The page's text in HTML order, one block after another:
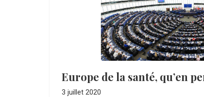
Europe de la santé, qu’en
3 juillet 2020